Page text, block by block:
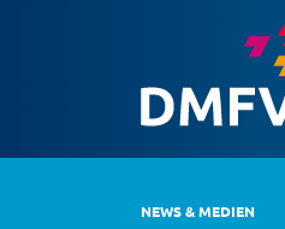
NEWS & MEDIEN